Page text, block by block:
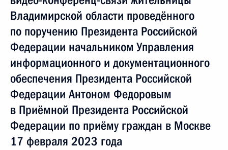
Владимирской области проведённого
по поручению Президента Российской
Федерации начальником Управления
информационного и документационного
обеспечения Президента Российской
Федерации Антоном Федоровым
в Приёмной Президента Российской
Федерации по приёму граждан в Москве
17 февраля 2023 года